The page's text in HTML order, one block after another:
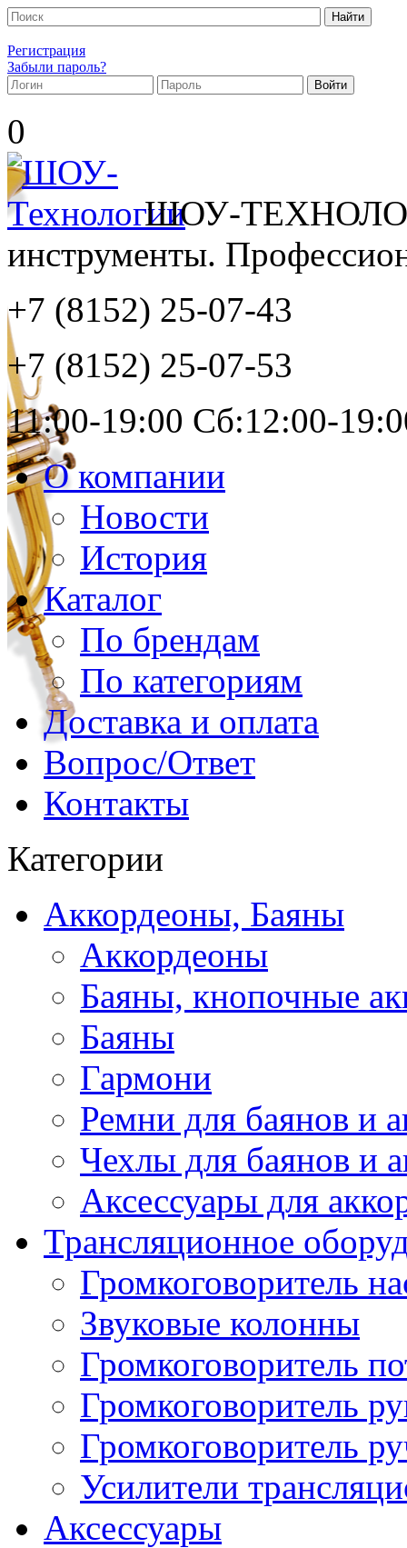
Регистрация
Забыли пароль?
0
ШОУ-
инструменты.
+7 (8152) 25-07-43
+7 (8152) 25-07-53
11:00-19:00 Сб:12:00-
О компании
Новости
История
Каталог
По брендам
По категориям
Доставка и оплата
Вопрос/Ответ
Контакты
Категории
Аккордеоны, Баяны
Аккордеоны
Баяны, кнопочные
Баяны
Гармони
Ремни для баянов и
Чехлы для баянов и
Аксессуары для
Трансляционное
Громкоговоритель
Звуковые колонны
Громкоговоритель
Громкоговоритель
Громкоговоритель
Усилители
Аксессуары